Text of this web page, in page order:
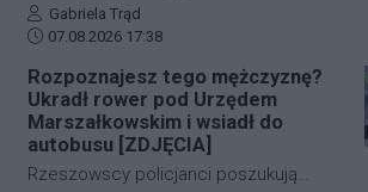
Dzięki błyskawicznej mobilizacji policji,
nowoczesnej technologii, obie historie
zakończyły się szczęśliwie.
tragicznego zdarzenia na terenie
jednego z sanockich hoteli dysponują
sądowych. Z przeprowadzonej sekcji
zwłok 37-letniego mężczyzny wynika,
że na tym etapie postępowania nic nie
wskazuje na udział osób trzecich.
Autor artykułu:
Gabriela Trąd
Data dodania artykułu:
07.08.2026 17:38
Rozpoznajesz tego mężczyznę?
Ukradł rower pod Urzędem
Marszałkowskim i wsiadł do
autobusu [ZDJĘCIA]
Rzeszowscy policjanci poszukują